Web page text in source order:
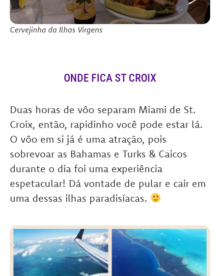
Cervejinha da Ilhas Virgens
ONDE FICA ST CROIX
Duas horas de vôo separam Miami de St.
Croix, então, rapidinho você pode estar lá.
O vôo em si já é uma atração, pois
sobrevoar as Bahamas e Turks & Caicos
durante o dia foi uma experiência
espetacular! Dá vontade de pular e cair em
uma dessas ilhas paradisíacas.